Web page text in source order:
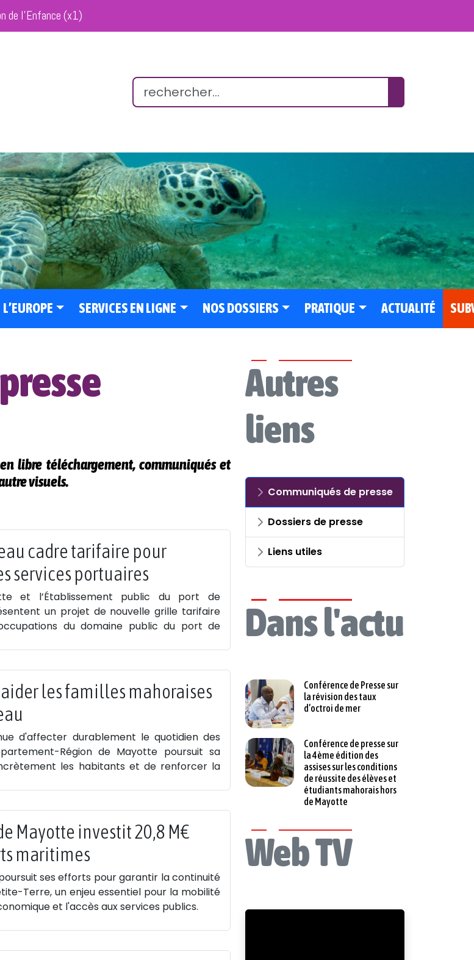
de l’Enfance (x1)
L’EUROPE SERVICES EN LIGNE NOS DOSSIERS PRATIQUE ACTUALITÉ
libre téléchargement, communiqués et
visuels.
cadre tarifaire pour
services portuaires
et l’Établissement public du port de
un projet de nouvelle grille tarifaire
du domaine public du port de
les familles mahoraises
d'affecter durablement le quotidien des
Région de Mayotte poursuit sa
les habitants et de renforcer la
Mayotte investit 20,8 M€
maritimes
ses efforts pour garantir la continuité
Terre, un enjeu essentiel pour la mobilité
et l'accès aux services publics.
Autres
liens
Communiqués de presse
Dossiers de presse
Liens utiles
Dans l'actu
Conférence de Presse sur
la révision des taux
d’octroi de mer
Conférence de presse sur
la 4ème édition des
assises sur les conditions
de réussite des élèves et
étudiants mahorais hors
de Mayotte
Web TV